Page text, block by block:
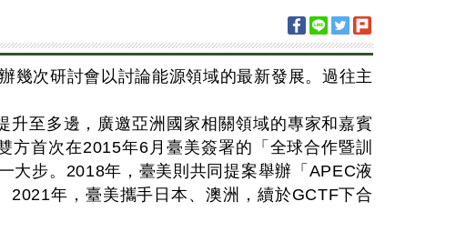
幾次研討會以討論能源領域的最新發展。過往主
至多邊，廣邀亞洲國家相關領域的專家和嘉賓
首次在2015年6月臺美簽署的「全球合作暨訓
大步。2018年，臺美則共同提案舉辦「APEC液
年，臺美攜手日本、澳洲，續於GCTF下合